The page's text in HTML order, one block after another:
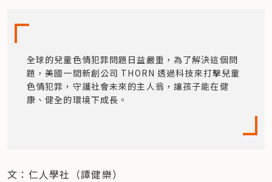
全球的兒童色情犯罪問題日益嚴重，為了解決這個問
題，美國一間新創公司 THORN 透過科技來打擊兒童
色情犯罪，守護社會未來的主人翁，讓孩子能在健
康、健全的環境下成長。
文：仁人學社（譚健樂）